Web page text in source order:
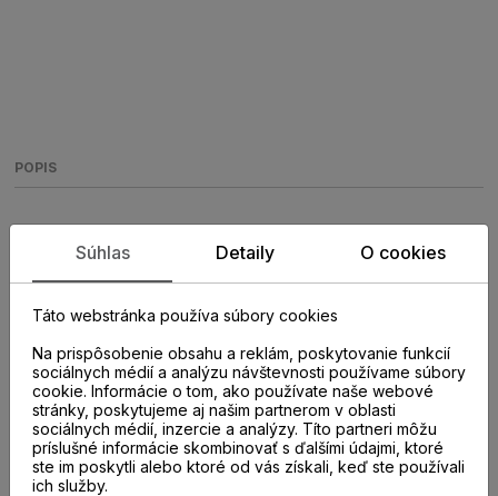
POPIS
Soklová lišta Diamant sivá B672,
XP80 - 80 x 16 mm
Vysoké biele soklové MDF parketové lišty
Súhlas Detaily O cookies
Táto webstránka používa súbory cookies
Na prispôsobenie obsahu a reklám, poskytovanie funkcií
sociálnych médií a analýzu návštevnosti používame súbory
cookie. Informácie o tom, ako používate naše webové
stránky, poskytujeme aj našim partnerom v oblasti
sociálnych médií, inzercie a analýzy. Títo partneri môžu
príslušné informácie skombinovať s ďalšími údajmi, ktoré
ste im poskytli alebo ktoré od vás získali, keď ste používali
ich služby.